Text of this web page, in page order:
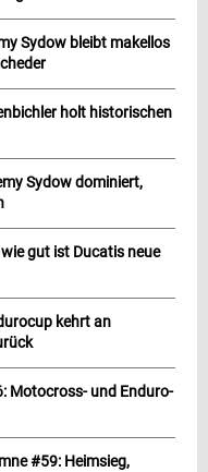
Sydow bleibt makellos
holt historischen
Sydow dominiert,
gut ist Ducatis neue
kehrt an
Motocross- und Enduro-
#59: Heimsieg,